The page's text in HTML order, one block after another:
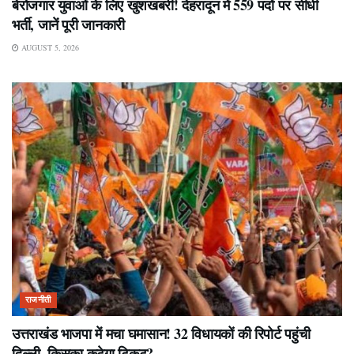
बेरोजगार युवाओं के लिए खुशखबरी! देहरादून में 559 पदों पर सीधी
भर्ती, जानें पूरी जानकारी
AUGUST 5, 2026
राजनीती
उत्तराखंड भाजपा में मचा घमासान! 32 विधायकों की रिपोर्ट पहुंची